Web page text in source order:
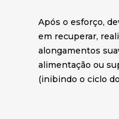
Após o esforço,
em recuperar,
alongamentos
alimentação ou
(inibindo o ciclo